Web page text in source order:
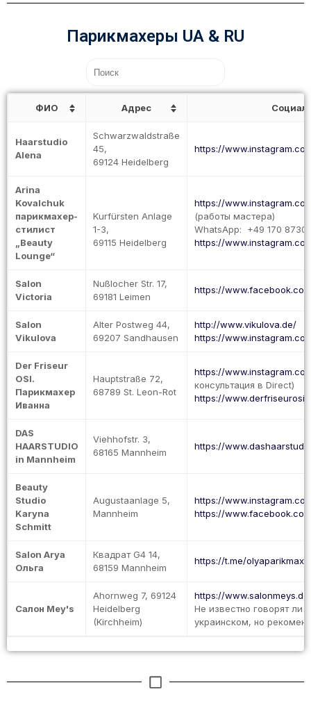
Парикмахеры UA & RU
ФИО Адрес
Haarstudio
Alena
Schwarzwaldstraße
45,
69124 Heidelberg
https://
Arina
Kovalchuk
парикмахер-
стилист
„Beauty
Lounge“
Kurfürsten Anlage
1-3,
69115 Heidelberg
https://
(работы мастера)
WhatsApp: +49 170
https://
Salon
Victoria
Nußlocher Str. 17,
69181 Leimen
https://
Salon
Vikulova
Alter Postweg 44,
69207 Sandhausen
http://www.vikulova.de/
https://
Der Friseur
OSI.
Парикмахер
Иванна
Hauptstraße 72,
68789 St. Leon-Rot
https://
консультация в Direct)
https://
DAS
HAARSTUDIO
in Mannheim
Viehhofstr. 3,
68165 Mannheim
https://
Beauty
Studio
Karyna
Schmitt
Augustaanlage 5,
Mannheim
https://
https://
Salon Arya
Ольга
Квадрат G4 14,
68159 Mannheim
https://t.me/
Cалон Mey's
Ahornweg 7, 69124
Heidelberg
(Kirchheim)
https://
Не известно говорят ли
украинском, но